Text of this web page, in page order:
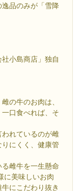
品のみが「雪降
小島商店」独自
の牛のお肉は、
口食べれば、そ
れているのが雌
にくく、健康管
雌牛を一生懸命
に美味しいお肉
にこだわり抜き